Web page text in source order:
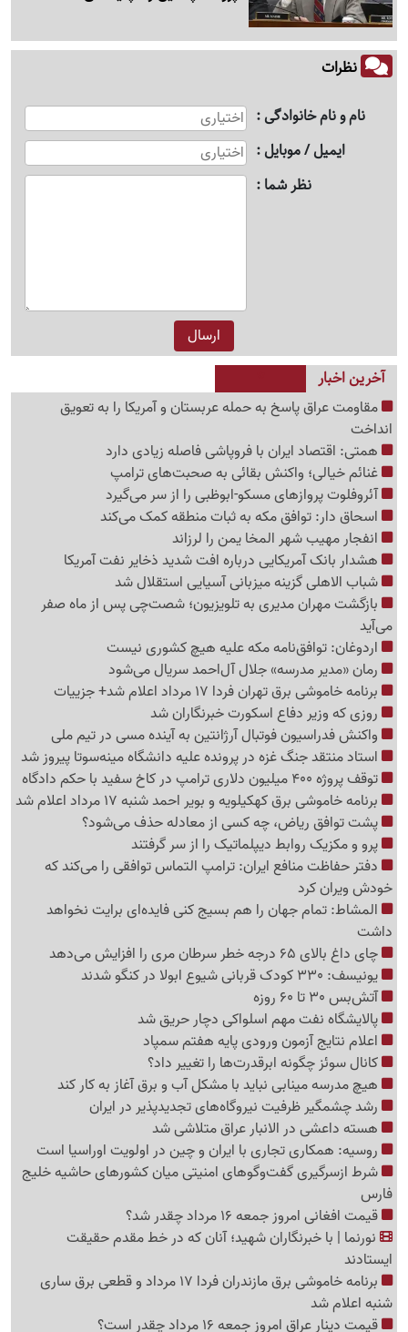
نظرات
نام و نام خانوادگی
ایمیل / موبایل
نظر شما
آخرین اخبار
مقاومت عراق پاسخ به حمله عربستان و آمریکا را به تعویق
انداخت
همتی: اقتصاد ایران با فروپاشی فاصله زیادی دارد
غنائم خیالی؛ واکنش بقائی به صحبت‌های ترامپ
آئروفلوت پروازهای مسکو-ابوظبی را از سر می‌گیرد
اسحاق دار: توافق مکه به ثبات منطقه کمک می‌کند
انفجار مهیب شهر المخا یمن را لرزاند
هشدار بانک آمریکایی درباره افت شدید ذخایر نفت آمریکا
شباب الاهلی گزینه میزبانی آسیایی استقلال شد
بازگشت مهران مدیری به تلویزیون؛ شصت‌چی پس از ماه صفر
می‌آید
اردوغان: توافق‌نامه مکه علیه هیچ کشوری نیست
رمان «مدیر مدرسه» جلال آل‌احمد سریال می‌شود
برنامه خاموشی برق تهران فردا 17 مرداد اعلام شد+ جزییات
روزی که وزیر دفاع اسکورت خبرنگاران شد
واکنش فدراسیون فوتبال آرژانتین به آینده مسی در تیم ملی
استاد منتقد جنگ غزه در پرونده علیه دانشگاه مینه‌سوتا پیروز شد
توقف پروژه 400 میلیون دلاری ترامپ در کاخ سفید با حکم دادگاه
برنامه خاموشی برق کهکیلویه و بویر احمد شنبه 17 مرداد اعلام شد
پشت توافق ریاض، چه کسی از معادله حذف می‌شود؟
پرو و مکزیک روابط دیپلماتیک را از سر گرفتند
دفتر حفاظت منافع ایران: ترامپ التماس توافقی را می‌کند که
خودش ویران کرد
المشاط: تمام جهان را هم بسیج کنی فایده‌ای برایت نخواهد
داشت
چای داغ بالای 65 درجه خطر سرطان مری را افزایش می‌دهد
یونیسف: 330 کودک قربانی شیوع ابولا در کنگو شدند
آتش‌بس 30 تا 60 روزه
پالایشگاه نفت مهم اسلواکی دچار حریق شد
اعلام نتایج آزمون ورودی پایه هفتم سمپاد
کانال سوئز چگونه ابرقدرت‌ها را تغییر داد؟
هیچ مدرسه مینابی نباید با مشکل آب و برق آغاز به کار کند
رشد چشمگیر ظرفیت نیروگاه‌های تجدیدپذیر در ایران
هسته داعشی در الانبار عراق متلاشی شد
روسیه: همکاری تجاری با ایران و چین در اولویت اوراسیا است
شرط ازسرگیری گفت‌وگوهای امنیتی میان کشورهای حاشیه خلیج
فارس
قیمت افغانی امروز جمعه 16 مرداد چقدر شد؟
نورنما | با خبرنگاران شهید؛ آنان که در خط مقدم حقیقت
ایستادند
برنامه خاموشی برق مازندران فردا 17 مرداد و قطعی برق ساری
شنبه اعلام شد
قیمت دینار عراق امروز جمعه 16 مرداد چقدر است؟